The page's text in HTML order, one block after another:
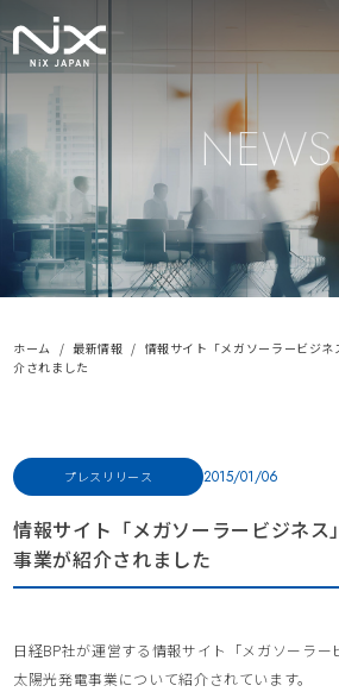
NEWS
ホーム 最新情報
情報サイト「メガソーラービジ
介されました
プレスリリース 2015/01/06
情報サイト「メガソーラービジネス
事業が紹介されました
日経BP社が運営する情報サイト「メガソーラ
太陽光発電事業について紹介されています。